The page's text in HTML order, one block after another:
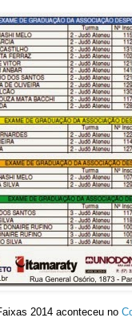
2014 aconteceu no